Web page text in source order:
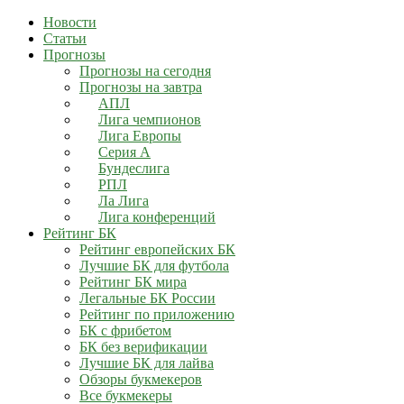
Новости
Статьи
Прогнозы
Прогнозы на сегодня
Прогнозы на завтра
АПЛ
Лига чемпионов
Лига Европы
Серия А
Бундеслига
РПЛ
Ла Лига
Лига конференций
Рейтинг БК
Рейтинг европейских БК
Лучшие БК для футбола
Рейтинг БК мира
Легальные БК России
Рейтинг по приложению
БК с фрибетом
БК без верификации
Лучшие БК для лайва
Обзоры букмекеров
Все букмекеры